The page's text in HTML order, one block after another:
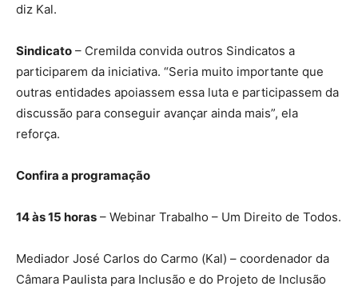
diz Kal.
Sindicato – Cremilda convida outros Sindicatos a
participarem da iniciativa. “Seria muito importante que
outras entidades apoiassem essa luta e participassem da
discussão para conseguir avançar ainda mais”, ela
reforça.
Confira a programação
14 às 15 horas – Webinar Trabalho – Um Direito de Todos.
Mediador José Carlos do Carmo (Kal) – coordenador da
Câmara Paulista para Inclusão e do Projeto de Inclusão